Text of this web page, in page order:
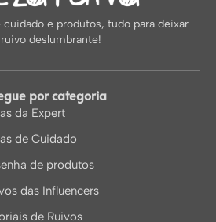
e produtos, tudo para deixar
deslumbrante!
por categoria
da Expert
de Cuidado
de produtos
das Influencers
de Ruivos